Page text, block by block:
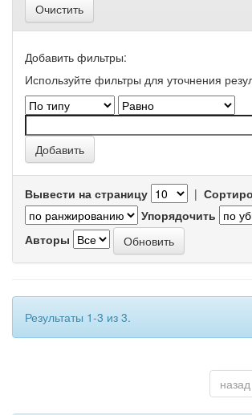
Очистить
Добавить фильтры:
Используйте фильтры для уточнения
Вывести на страницу |
Упорядочить
Авторы
Результаты 1-3 из 3.
назад